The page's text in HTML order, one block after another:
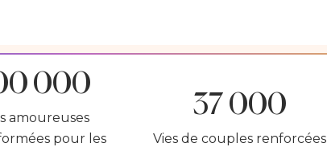
000
amoureuses
pour les
37 000
Vies de couples renforcées